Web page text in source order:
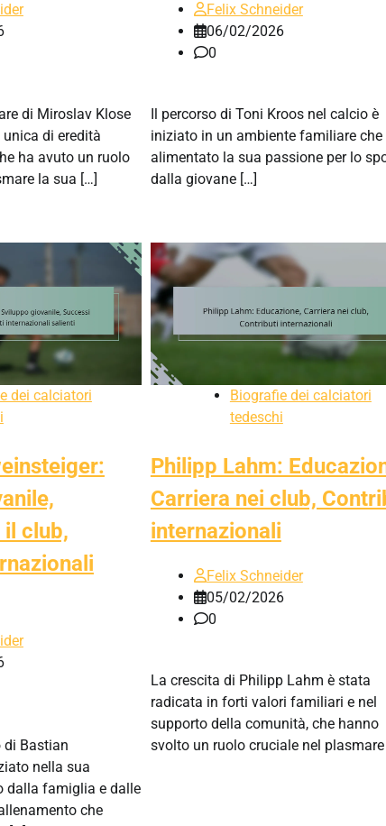
di Miroslav Klose
di eredità
ha avuto un ruolo
la sua […]
Felix Schneider
06/02/2026
0
Il percorso di Toni Kroos nel calcio è
iniziato in un ambiente familiare che
alimentato la sua passione per lo
dalla giovane […]
dei calciatori
il club,
di Bastian
nella sua
dalla famiglia e dalle
che
Biografie dei calciatori
tedeschi
Philipp Lahm:
Carriera nei club,
internazionali
Felix Schneider
05/02/2026
0
La crescita di Philipp Lahm è stata
radicata in forti valori familiari e nel
supporto della comunità, che hanno
svolto un ruolo cruciale nel